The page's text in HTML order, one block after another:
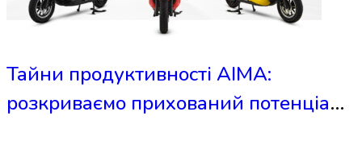
Тайни продуктивності AIMA:
розкриваємо прихований потенціал